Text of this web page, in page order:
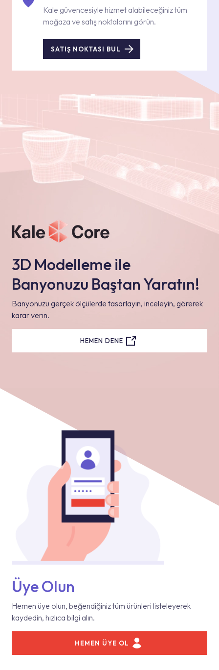
Kale güvencesiyle hizmet alabileceğiniz tüm
mağaza ve satış noktalarını görün.
SATIŞ NOKTASI BUL
3D Modelleme ile
Banyonuzu Baştan Yaratın!
Banyonuzu gerçek ölçülerde tasarlayın, inceleyin, görerek
karar verin.
HEMEN DENE
Üye Olun
Hemen üye olun, beğendiğiniz tüm ürünleri listeleyerek
kaydedin, hızlıca bilgi alın.
HEMEN ÜYE OL